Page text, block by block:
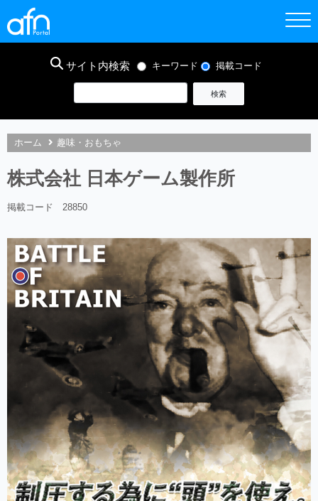
サイト内検索 キーワード 掲載コード
ホーム 趣味・おもちゃ
株式会社 日本ゲーム製作所
掲載コード 28850